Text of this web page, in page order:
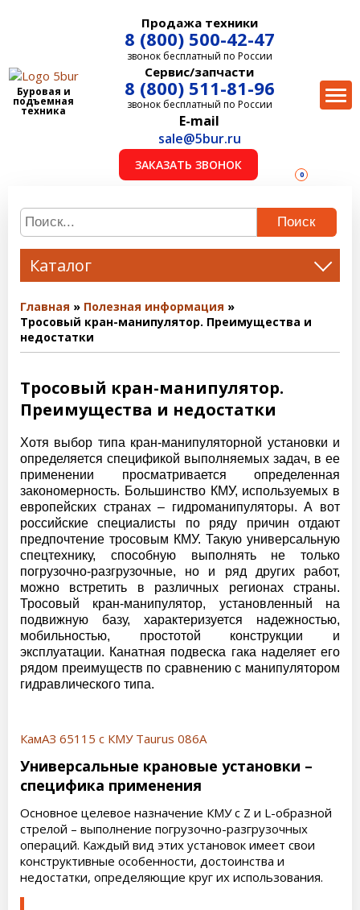
Буровая и
подъемная
техника
Продажа техники
8 (800) 500-42-47
звонок бесплатный по России
Сервис/запчасти
8 (800) 511-81-96
звонок бесплатный по России
E-mail
sale@5bur.ru
ЗАКАЗАТЬ ЗВОНОК
0
Поиск
Каталог
Главная
Полезная информация
Тросовый кран-манипулятор. Преимущества и
недостатки
Тросовый кран-манипулятор.
Преимущества и недостатки
Хотя выбор типа кран-манипуляторной установки и
определяется спецификой выполняемых задач, в ее
применении просматривается определенная
закономерность. Большинство КМУ, используемых в
европейских странах – гидроманипуляторы. А вот
российские специалисты по ряду причин отдают
предпочтение тросовым КМУ. Такую универсальную
спецтехнику, способную выполнять не только
погрузочно-разгрузочные, но и ряд других работ,
можно встретить в различных регионах страны.
Тросовый кран-манипулятор, установленный на
подвижную базу, характеризуется надежностью,
мобильностью, простотой конструкции и
эксплуатации. Канатная подвеска гака наделяет его
рядом преимуществ по сравнению с манипулятором
гидравлического типа.
КамАЗ 65115 с КМУ Taurus 086А
Универсальные крановые установки –
специфика применения
Основное целевое назначение КМУ с Z и L-образной
стрелой – выполнение погрузочно-разгрузочных
операций. Каждый вид этих установок имеет свои
конструктивные особенности, достоинства и
недостатки, определяющие круг их использования.